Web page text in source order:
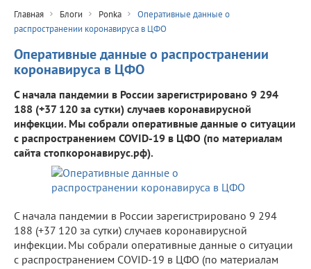
Главная Блоги Ponka
Оперативные данные о
распространении коронавируса в ЦФО
Оперативные данные о распространении
коронавируса в ЦФО
С начала пандемии в России зарегистрировано 9 294
188 (+37 120 за сутки) случаев коронавирусной
инфекции. Мы собрали оперативные данные о ситуации
с распространением COVID-19 в ЦФО (по материалам
сайта стопкоронавирус.рф).
С начала пандемии в России зарегистрировано 9 294
188 (+37 120 за сутки) случаев коронавирусной
инфекции. Мы собрали оперативные данные о ситуации
с распространением COVID-19 в ЦФО (по материалам